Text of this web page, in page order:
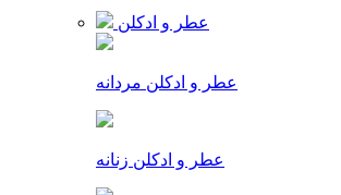
عطر و ادکلن
عطر و ادکلن مردانه
عطر و ادکلن زنانه